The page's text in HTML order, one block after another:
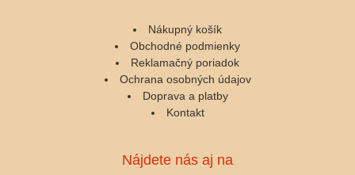
Nákupný košík
Obchodné podmienky
Reklamačný poriadok
Ochrana osobných údajov
Doprava a platby
Kontakt
Nájdete nás aj na